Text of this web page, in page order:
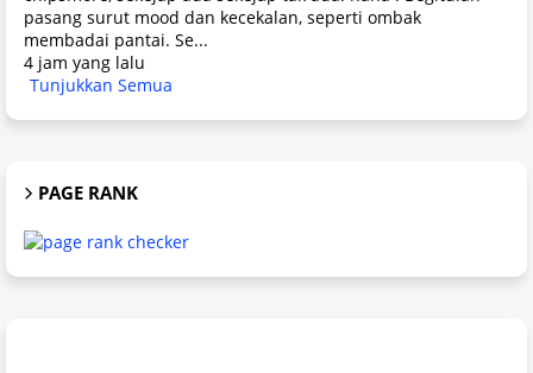
pasang surut mood dan kecekalan, seperti ombak
membadai pantai. Se...
4 jam yang lalu
Tunjukkan Semua
PAGE RANK